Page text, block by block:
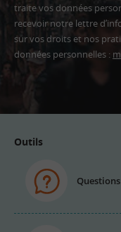
traite vos données
recevoir notre lettre
sur vos droits et nos
données personnelles :
Outils